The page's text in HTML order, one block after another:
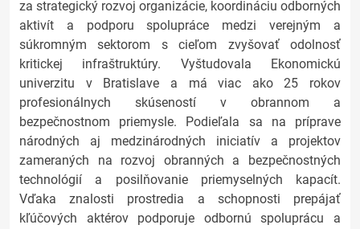
za strategický rozvoj organizácie, koordináciu odborných
aktivít a podporu spolupráce medzi verejným a
súkromným sektorom s cieľom zvyšovať odolnosť
kritickej infraštruktúry. Vyštudovala Ekonomickú
univerzitu v Bratislave a má viac ako 25 rokov
profesionálnych skúseností v obrannom a
bezpečnostnom priemysle. Podieľala sa na príprave
národných aj medzinárodných iniciatív a projektov
zameraných na rozvoj obranných a bezpečnostných
technológií a posilňovanie priemyselných kapacít.
Vďaka znalosti prostredia a schopnosti prepájať
kľúčových aktérov podporuje odbornú spoluprácu a